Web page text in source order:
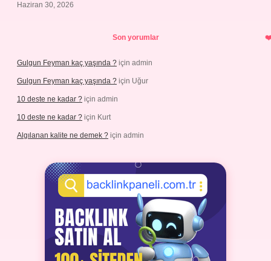
Haziran 30, 2026
Son yorumlar
Gulgun Feyman kaç yaşında ? için admin
Gulgun Feyman kaç yaşında ? için Uğur
10 deste ne kadar ? için admin
10 deste ne kadar ? için Kurt
Algılanan kalite ne demek ? için admin